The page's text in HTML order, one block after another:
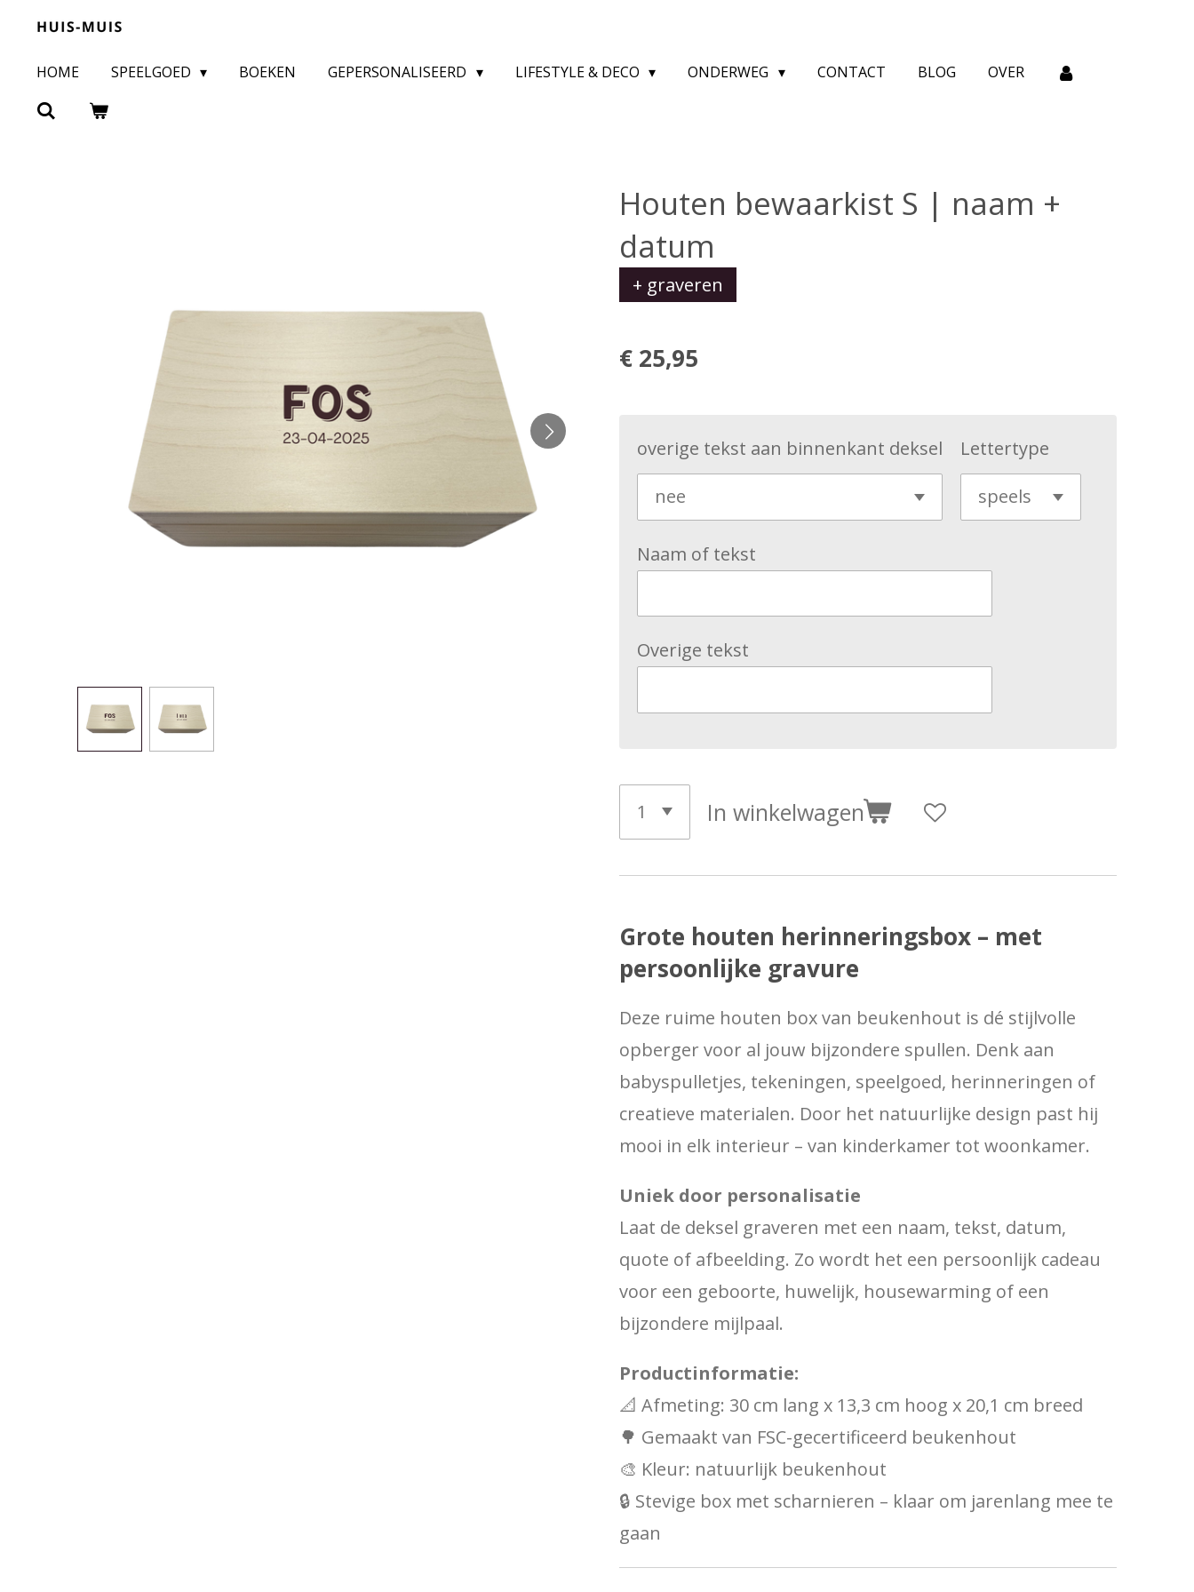
HOME SPEELGOED BOEKEN GEPERSONALISEERD LIFESTYLE & DECO ONDERWEG CONTACT BLOG OVER
Houten bewaarkist S | naam +
datum
+ graveren
€ 25,95
overige tekst aan binnenkant deksel Lettertype
Naam of tekst
Overige tekst
In winkelwagen
Grote houten herinneringsbox – met
persoonlijke gravure
Deze ruime houten box van beukenhout is dé stijlvolle
opberger voor al jouw bijzondere spullen. Denk aan
babyspulletjes, tekeningen, speelgoed, herinneringen of
creatieve materialen. Door het natuurlijke design past hij
mooi in elk interieur – van kinderkamer tot woonkamer.
Uniek door personalisatie
Laat de deksel graveren met een naam, tekst, datum,
quote of afbeelding. Zo wordt het een persoonlijk cadeau
voor een geboorte, huwelijk, housewarming of een
bijzondere mijlpaal.
Productinformatie:
📐 Afmeting: 30 cm lang x 13,3 cm hoog x 20,1 cm breed
🌳 Gemaakt van FSC-gecertificeerd beukenhout
🎨 Kleur: natuurlijk beukenhout
🔒 Stevige box met scharnieren – klaar om jarenlang mee te
gaan